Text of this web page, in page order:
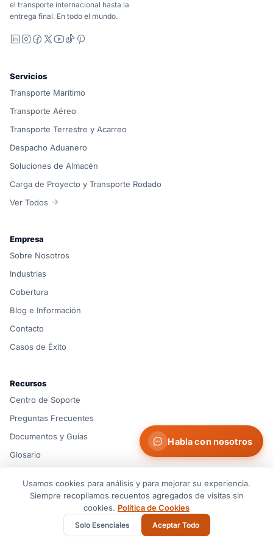
el transporte internacional hasta la
entrega final. En todo el mundo.
LinkedIn
Instagram
Facebook
X YouTube
TikTok
Servicios
Transporte Marítimo
Transporte Aéreo
Transporte Terrestre y Acarreo
Despacho Aduanero
Soluciones de Almacén
Carga de Proyecto y Transporte Rodado
Ver Todos
Empresa
Sobre Nosotros
Industrias
Cobertura
Blog e Información
Contacto
Casos de Éxito
Recursos
Centro de Soporte
Preguntas Frecuentes
Documentos y Guías
Glosario
Herramientas Logísticas
Calculadora de Flete
Conoce al Equipo
Habla con nosotros
Usamos cookies para análisis y para mejorar su experiencia.
Siempre recopilamos recuentos agregados de visitas sin
cookies. Política de Cookies
Solo Esenciales Aceptar Todo